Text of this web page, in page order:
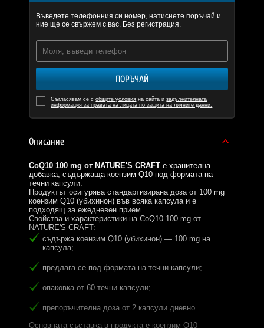
Въведете телефонния си номер, натиснете поръчай и
ние ще се свържем с вас. Без регистрация.
ПОРЪЧАЙ
Съгласявам се собщите условия на сайта изадължителната
информация за правата на лицата по защита на личните данни.
Описание
CoQ10 100 mg от NATURE'S CRAFT е хранителна
добавка, съдържаща коензим Q10 под формата на
течни капсули.
Продуктът осигурява стандартизирана доза от 100 mg
коензим Q10 (убихинон) във всяка капсула и е
подходящ за ежедневен прием.
Свойства и характеристики на CoQ10 100 mg от
NATURE'S CRAFT:
съдържа коензим Q10 (убихинон) — 100 mg на
капсула;
предлага се под формата на течни капсули;
опаковка от 60 течни капсули;
препоръчителна доза от 2 капсули дневно.
Основната съставка в продукта е коензим Q10